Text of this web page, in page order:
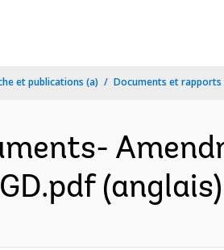
et publications (a) Documents et rapports
(anglais)